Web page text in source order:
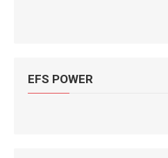
EFS POWER